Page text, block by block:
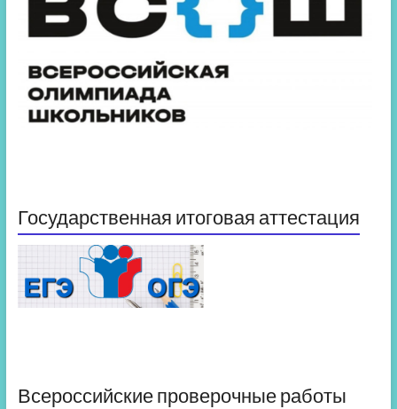
Государственная итоговая аттестация
Всероссийские проверочные работы